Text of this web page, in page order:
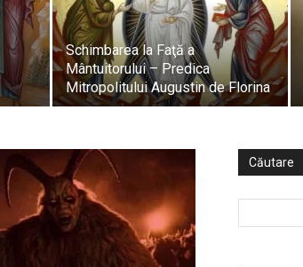
Schimbarea la Faţă a
Mântuitorului – Predica
Mitropolitului Augustin de Florina
Căutare